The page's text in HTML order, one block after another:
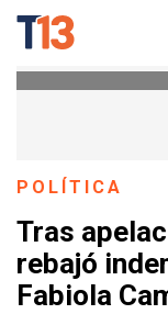
POLÍTICA
Tras
rebajó
Fabiola